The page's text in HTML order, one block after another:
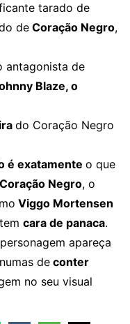
tarado de
de Coração Negro,
antagonista de
Blaze, o
do Coração Negro
é exatamente o que
Coração Negro, o
Viggo Mortensen
cara de panaca.
apareça
de conter
no seu visual